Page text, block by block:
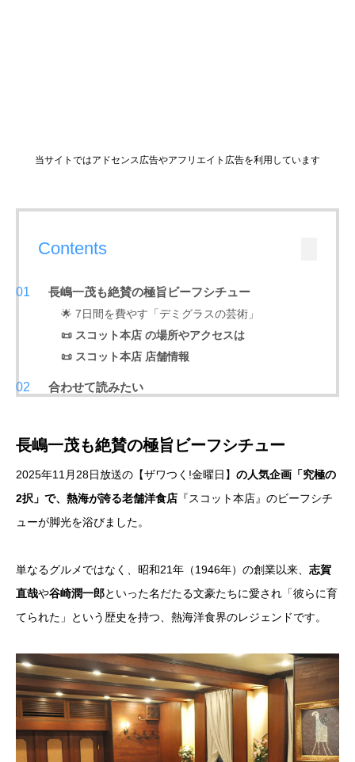
当サイトではアドセンス広告やアフリエイト広告を利用しています
Contents
長嶋一茂も絶賛の極旨ビーフシチュー
🌟 7日間を費やす「デミグラスの芸術」
📜 スコット本店 の場所やアクセスは
📜 スコット本店 店舗情報
合わせて読みたい
長嶋一茂も絶賛の極旨ビーフシチュー
2025年11月28日放送の【ザワつく!金曜日】 の人気企画「究極の
2択」で、熱海が誇る老舗洋食店 『スコット本店』のビーフシチ
ューが脚光を浴びました。
単なるグルメではなく、昭和21年（1946年）の創業以来、 志賀
直哉や谷崎潤一郎といった名だたる文豪たちに愛され「彼らに育
てられた」という歴史を持つ、熱海洋食界のレジェンドです。